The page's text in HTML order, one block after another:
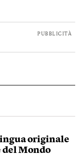
PUBBLICITÀ
originale
Mondo